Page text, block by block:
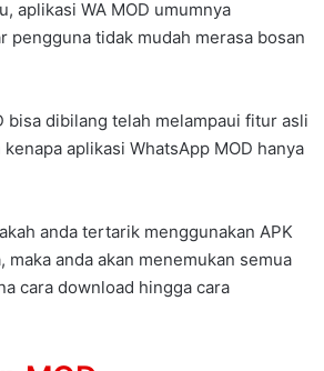
aplikasi WA MOD umumnya
pengguna tidak mudah merasa bosan
bisa dibilang telah melampaui fitur asli
kenapa aplikasi WhatsApp MOD hanya
anda tertarik menggunakan APK
anda akan menemukan semua
cara download hingga cara